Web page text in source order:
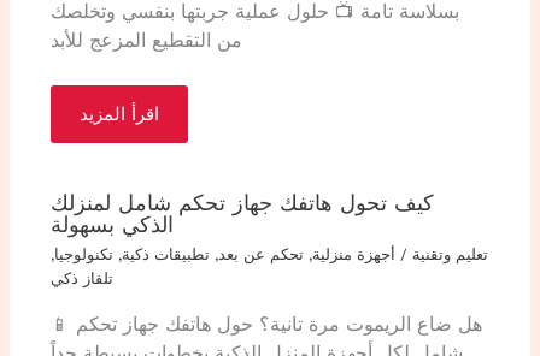
بسلاسة تامة 📺 حلول عملية جربتها بنفسي وتخلصك
من التقطيع المزعج للأبد
اقرأ المزيد
كيف تحول هاتفك جهاز تحكم شامل لمنزلك
الذكي بسهولة
تعليم وتقنية / أجهزة منزلية,تحكم عن بعد,تطبيقات ذكية,تكنولوجيا,
تلفاز ذكي
📱 هل ضاع الريموت مرة تانية؟ حول هاتفك جهاز تحكم